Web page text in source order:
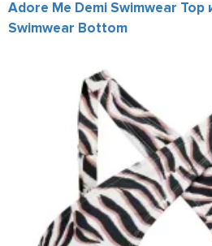
Adore Me Demi Swimwear Top
Swimwear Bottom